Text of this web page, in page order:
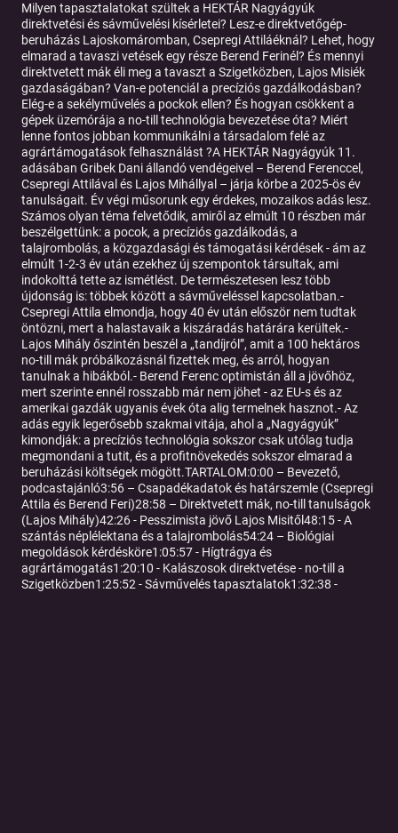
Milyen tapasztalatokat szültek a HEKTÁR Nagyágyúk
direktvetési és sávművelési kísérletei? Lesz-e direktvetőgép-
beruházás Lajoskomáromban, Csepregi Attiláéknál? Lehet, hogy
elmarad a tavaszi vetések egy része Berend Ferinél? És mennyi
direktvetett mák éli meg a tavaszt a Szigetközben, Lajos Misiék
gazdaságában? Van-e potenciál a precíziós gazdálkodásban?
Elég-e a sekélyművelés a pockok ellen? És hogyan csökkent a
gépek üzemórája a no-till technológia bevezetése óta? Miért
lenne fontos jobban kommunikálni a társadalom felé az
agrártámogatások felhasználást ?A HEKTÁR Nagyágyúk 11.
adásában Gribek Dani állandó vendégeivel – Berend Ferenccel,
Csepregi Attilával és Lajos Mihállyal – járja körbe a 2025-ös év
tanulságait. Év végi műsorunk egy érdekes, mozaikos adás lesz.
Számos olyan téma felvetődik, amiről az elmúlt 10 részben már
beszélgettünk: a pocok, a precíziós gazdálkodás, a
talajrombolás, a közgazdasági és támogatási kérdések - ám az
elmúlt 1-2-3 év után ezekhez új szempontok társultak, ami
indokolttá tette az ismétlést. De természetesen lesz több
újdonság is: többek között a sávműveléssel kapcsolatban.-
Csepregi Attila elmondja, hogy 40 év után először nem tudtak
öntözni, mert a halastavaik a kiszáradás határára kerültek.-
Lajos Mihály őszintén beszél a „tandíjról”, amit a 100 hektáros
no-till mák próbálkozásnál fizettek meg, és arról, hogyan
tanulnak a hibákból.- Berend Ferenc optimistán áll a jövőhöz,
mert szerinte ennél rosszabb már nem jöhet - az EU-s és az
amerikai gazdák ugyanis évek óta alig termelnek hasznot.- Az
adás egyik legerősebb szakmai vitája, ahol a „Nagyágyúk”
kimondják: a precíziós technológia sokszor csak utólag tudja
megmondani a tutit, és a profitnövekedés sokszor elmarad a
beruházási költségek mögött.TARTALOM:0:00 – Bevezető,
podcastajánló3:56 – Csapadékadatok és határszemle (Csepregi
Attila és Berend Feri)28:58 – Direktvetett mák, no-till tanulságok
(Lajos Mihály)42:26 - Pesszimista jövő Lajos Misitől48:15 - A
szántás néplélektana és a talajrombolás54:24 – Biológiai
megoldások kérdésköre1:05:57 - Hígtrágya és
agrártámogatás1:20:10 - Kalászosok direktvetése - no-till a
Szigetközben1:25:52 - Sávművelés tapasztalatok1:32:38 -